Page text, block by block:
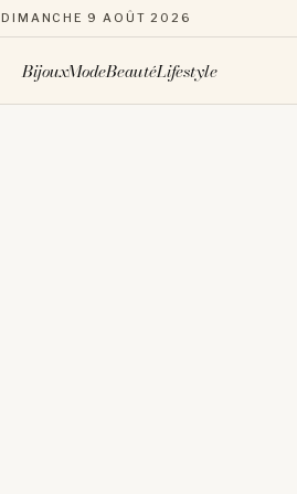
DIMANCHE 9 AOÛT 2026
BijouxModeBeautéLifestyle